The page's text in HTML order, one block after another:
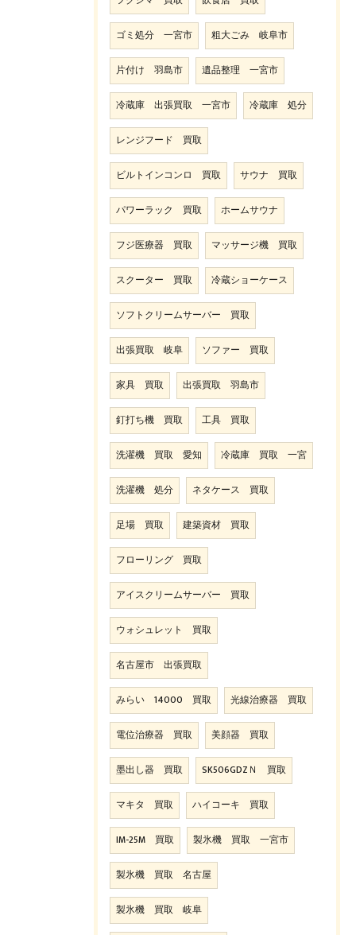
ゴミ処分 一宮市 粗大ごみ 岐阜市
片付け 羽島市 遺品整理 一宮市
冷蔵庫 出張買取 一宮市 冷蔵庫 処分
レンジフード 買取
ビルトインコンロ 買取 サウナ 買取
パワーラック 買取 ホームサウナ
フジ医療器 買取 マッサージ機 買取
スクーター 買取 冷蔵ショーケース
ソフトクリームサーバー 買取
出張買取 岐阜 ソファー 買取
家具 買取 出張買取 羽島市
釘打ち機 買取 工具 買取
洗濯機 買取 愛知 冷蔵庫 買取 一宮
洗濯機 処分 ネタケース 買取
足場 買取 建築資材 買取
フローリング 買取
アイスクリームサーバー 買取
ウォシュレット 買取
名古屋市 出張買取
みらい 14000 買取 光線治療器 買取
電位治療器 買取 美顔器 買取
墨出し器 買取 SK506GDZＮ 買取
マキタ 買取 ハイコーキ 買取
IM-25M 買取 製氷機 買取 一宮市
製氷機 買取 名古屋
製氷機 買取 岐阜